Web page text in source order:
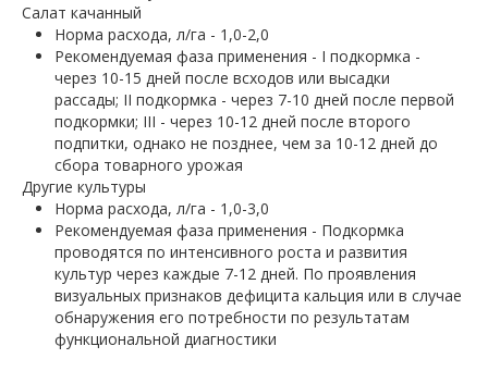
Салат качанный
Норма расхода, л/га - 1,0-2,0
Рекомендуемая фаза применения - І подкормка -
через 10-15 дней после всходов или высадки
рассады; ІІ подкормка - через 7-10 дней после первой
подкормки; III - через 10-12 дней после второго
подпитки, однако не позднее, чем за 10-12 дней до
сбора товарного урожая
Другие культуры
Норма расхода, л/га - 1,0-3,0
Рекомендуемая фаза применения - Подкормка
проводятся по интенсивного роста и развития
культур через каждые 7-12 дней. По проявления
визуальных признаков дефицита кальция или в случае
обнаружения его потребности по результатам
функциональной диагностики